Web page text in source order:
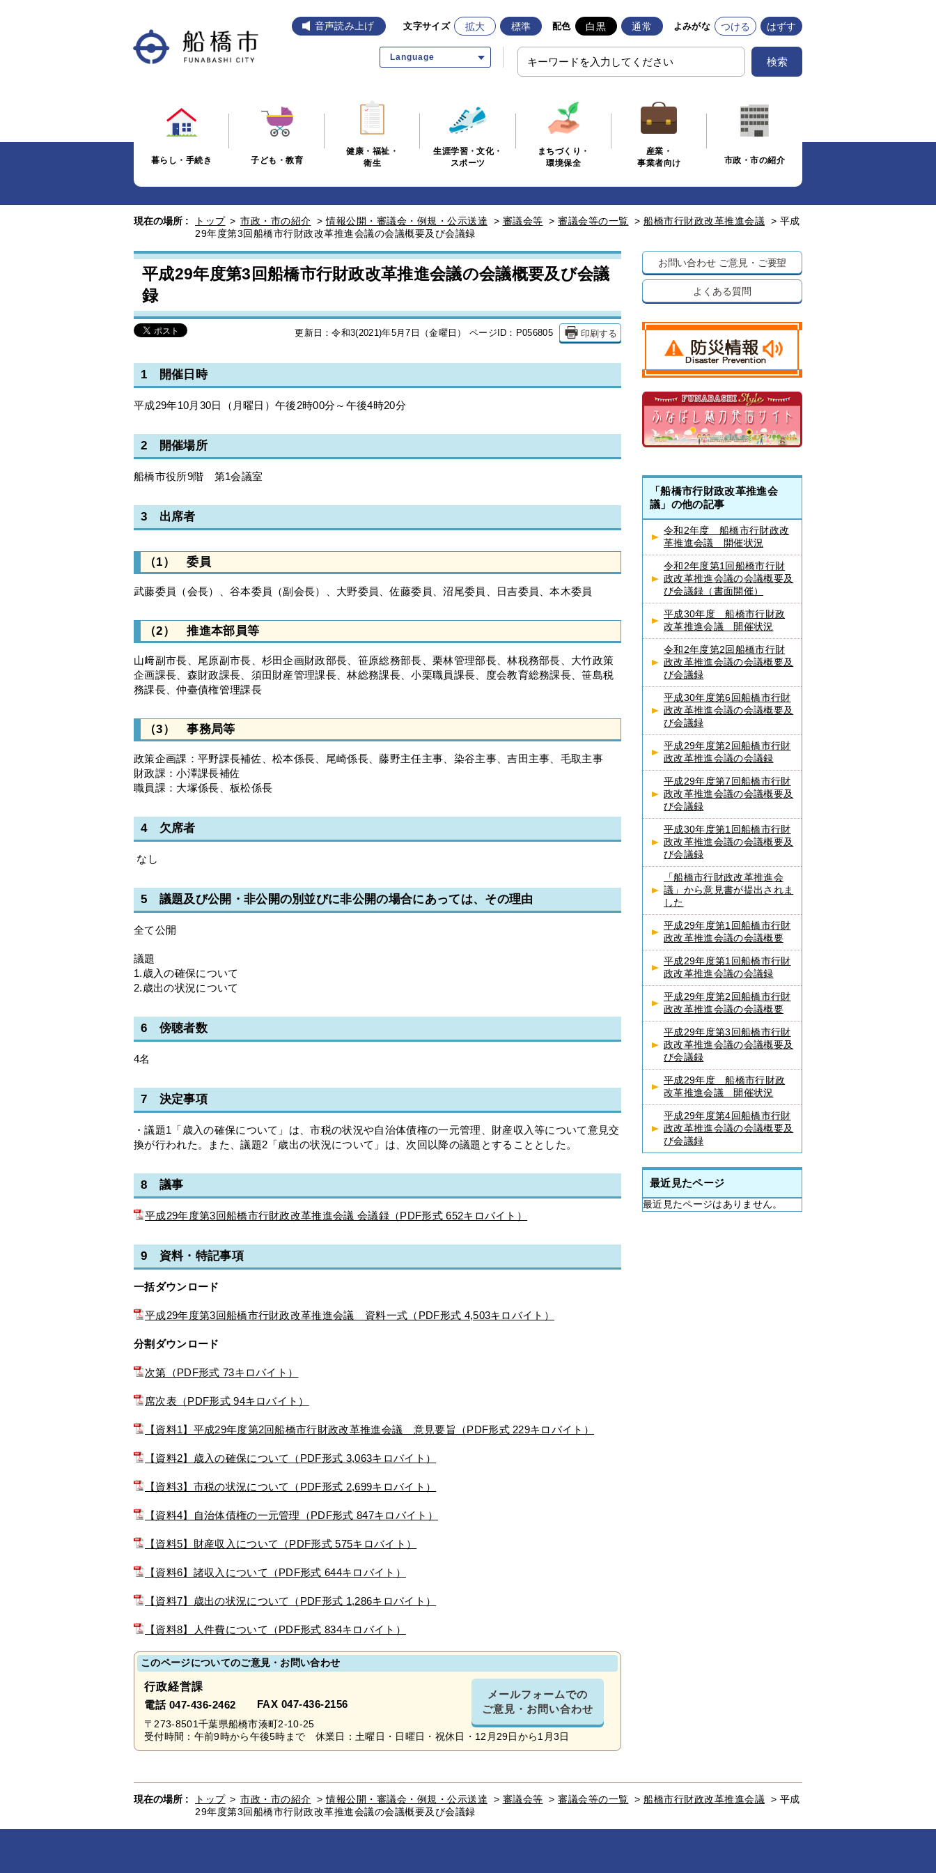
音声読み上げ 文字サイズ 拡大 標準 配色 白黒 通常 よみがな つける はずす
Language 検索
暮らし・手続き 子ども・教育
健康・福祉・
衛生
生涯学習・文化・
スポーツ
まちづくり・
環境保全
産業・
事業者向け
市政・市の紹介
現在の場所 : トップ > 市政・市の紹介 >情報公開・審議会・例規・公示送達 > 審議会等 > 審議会等の一覧 > 船橋市行財政改革推進会議 > 平成
29年度第3回船橋市行財政改革推進会議の会議概要及び会議録
平成29年度第3回船橋市行財政改革推進会議の会議概要及び会議
録
更新日：令和3(2021)年5月7日（金曜日） ページID：P056805 印刷する
1 開催日時
平成29年10月30日（月曜日）午後2時00分～午後4時20分
2 開催場所
船橋市役所9階 第1会議室
3 出席者
（1） 委員
武藤委員（会長）、谷本委員（副会長）、大野委員、佐藤委員、沼尾委員、日吉委員、本木委員
（2） 推進本部員等
山﨑副市長、尾原副市長、杉田企画財政部長、笹原総務部長、栗林管理部長、林税務部長、大竹政策
企画課長、森財政課長、須田財産管理課長、林総務課長、小栗職員課長、度会教育総務課長、笹島税
務課長、仲臺債権管理課長
（3） 事務局等
政策企画課：平野課長補佐、松本係長、尾崎係長、藤野主任主事、染谷主事、吉田主事、毛取主事
財政課：小澤課長補佐
職員課：大塚係長、板松係長
4 欠席者
なし
5 議題及び公開・非公開の別並びに非公開の場合にあっては、その理由
全て公開
議題
1.歳入の確保について
2.歳出の状況について
6 傍聴者数
4名
7 決定事項
・議題1「歳入の確保について」は、市税の状況や自治体債権の一元管理、財産収入等について意見交
換が行われた。また、議題2「歳出の状況について」は、次回以降の議題とすることとした。
8 議事
平成29年度第3回船橋市行財政改革推進会議 会議録（PDF形式 652キロバイト）
9 資料・特記事項
一括ダウンロード
平成29年度第3回船橋市行財政改革推進会議 資料一式（PDF形式 4,503キロバイト）
分割ダウンロード
次第（PDF形式 73キロバイト）
席次表（PDF形式 94キロバイト）
【資料1】平成29年度第2回船橋市行財政改革推進会議 意見要旨（PDF形式 229キロバイト）
【資料2】歳入の確保について（PDF形式 3,063キロバイト）
【資料3】市税の状況について（PDF形式 2,699キロバイト）
【資料4】自治体債権の一元管理（PDF形式 847キロバイト）
【資料5】財産収入について（PDF形式 575キロバイト）
【資料6】諸収入について（PDF形式 644キロバイト）
【資料7】歳出の状況について（PDF形式 1,286キロバイト）
【資料8】人件費について（PDF形式 834キロバイト）
このページについてのご意見・お問い合わせ
行政経営課
電話 047-436-2462 FAX 047-436-2156
メールフォームでの
ご意見・お問い合わせ
〒273-8501千葉県船橋市湊町2-10-25
受付時間：午前9時から午後5時まで 休業日：土曜日・日曜日・祝休日・12月29日から1月3日
お問い合わせ ご意見・ご要望
よくある質問
「船橋市行財政改革推進会
議」の他の記事
令和2年度 船橋市行財政改
革推進会議 開催状況
令和2年度第1回船橋市行財
政改革推進会議の会議概要及
び会議録（書面開催）
平成30年度 船橋市行財政
改革推進会議 開催状況
令和2年度第2回船橋市行財
政改革推進会議の会議概要及
び会議録
平成30年度第6回船橋市行財
政改革推進会議の会議概要及
び会議録
平成29年度第2回船橋市行財
政改革推進会議の会議録
平成29年度第7回船橋市行財
政改革推進会議の会議概要及
び会議録
平成30年度第1回船橋市行財
政改革推進会議の会議概要及
び会議録
「船橋市行財政改革推進会
議」から意見書が提出されま
した
平成29年度第1回船橋市行財
政改革推進会議の会議概要
平成29年度第1回船橋市行財
政改革推進会議の会議録
平成29年度第2回船橋市行財
政改革推進会議の会議概要
平成29年度第3回船橋市行財
政改革推進会議の会議概要及
び会議録
平成29年度 船橋市行財政
改革推進会議 開催状況
平成29年度第4回船橋市行財
政改革推進会議の会議概要及
び会議録
最近見たページ
最近見たページはありません。
現在の場所 : トップ > 市政・市の紹介 >情報公開・審議会・例規・公示送達 > 審議会等 > 審議会等の一覧 > 船橋市行財政改革推進会議 > 平成
29年度第3回船橋市行財政改革推進会議の会議概要及び会議録